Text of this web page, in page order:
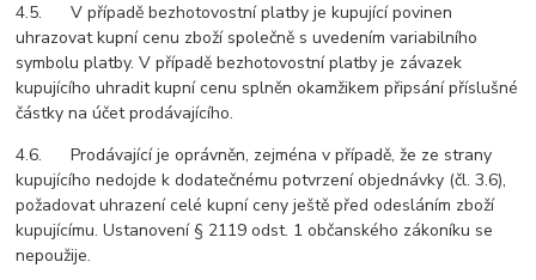
4.5. V případě bezhotovostní platby je kupující povinen
uhrazovat kupní cenu zboží společně s uvedením variabilního
symbolu platby. V případě bezhotovostní platby je závazek
kupujícího uhradit kupní cenu splněn okamžikem připsání příslušné
částky na účet prodávajícího.
4.6. Prodávající je oprávněn, zejména v případě, že ze strany
kupujícího nedojde k dodatečnému potvrzení objednávky (čl. 3.6),
požadovat uhrazení celé kupní ceny ještě před odesláním zboží
kupujícímu. Ustanovení § 2119 odst. 1 občanského zákoníku se
nepoužije.